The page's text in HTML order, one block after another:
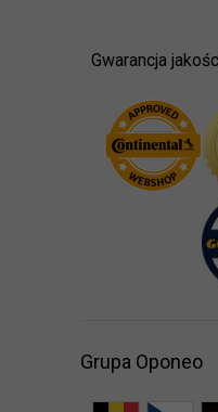
Gwarancja
Grupa Oponeo